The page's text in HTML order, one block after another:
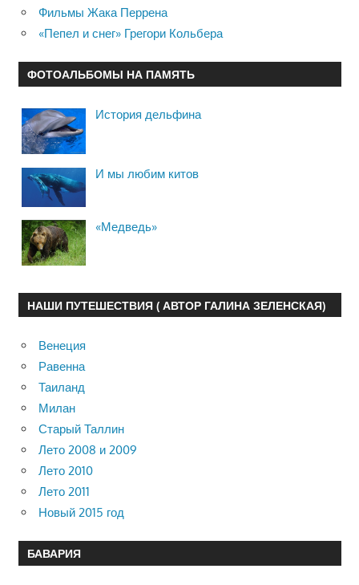
Фильмы Жака Перрена
«Пепел и снег» Грегори Кольбера
ФОТОАЛЬБОМЫ НА ПАМЯТЬ
История дельфина
И мы любим китов
«Медведь»
НАШИ ПУТЕШЕСТВИЯ ( АВТОР ГАЛИНА ЗЕЛЕНСКАЯ)
Венеция
Равенна
Таиланд
Милан
Старый Таллин
Лето 2008 и 2009
Лето 2010
Лето 2011
Новый 2015 год
БАВАРИЯ